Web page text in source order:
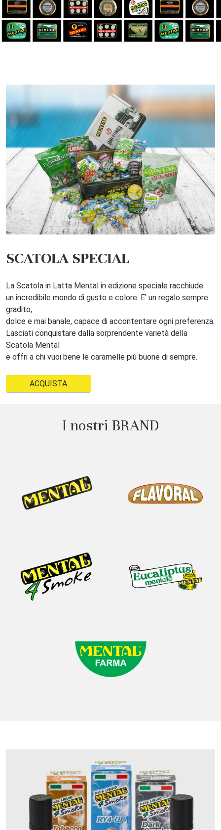
SCATOLA SPECIAL
La Scatola in Latta Mental in edizione speciale racchiude
un incredibile mondo di gusto e colore. E' un regalo sempre
gradito,
dolce e mai banale, capace di accontentare ogni preferenza.
Lasciati conquistare dalla sorprendente varietà della
Scatola Mental
e offri a chi vuoi bene le caramelle più buone di sempre.
ACQUISTA
I nostri BRAND